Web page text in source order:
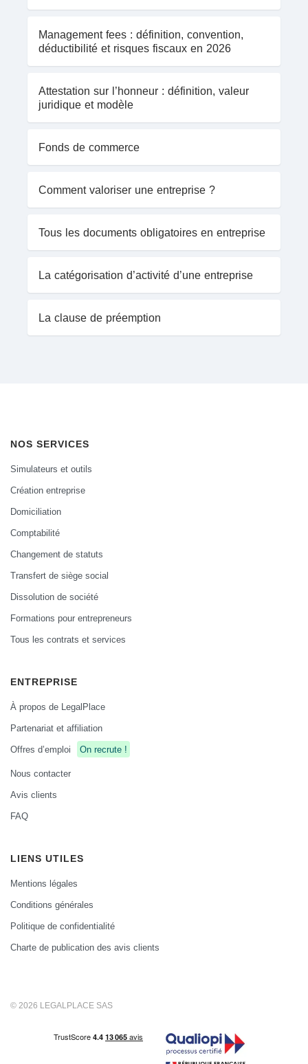
Management fees : définition, convention,
déductibilité et risques fiscaux en 2026
Attestation sur l’honneur : définition, valeur
juridique et modèle
Fonds de commerce
Comment valoriser une entreprise ?
Tous les documents obligatoires en entreprise
La catégorisation d’activité d’une entreprise
La clause de préemption
NOS SERVICES
Simulateurs et outils
Création entreprise
Domiciliation
Comptabilité
Changement de statuts
Transfert de siège social
Dissolution de société
Formations pour entrepreneurs
Tous les contrats et services
ENTREPRISE
À propos de LegalPlace
Partenariat et affiliation
Offres d’emploi
On recrute !
Nous contacter
Avis clients
FAQ
LIENS UTILES
Mentions légales
Conditions générales
Politique de confidentialité
Charte de publication des avis clients
© 2026 LEGALPLACE SAS